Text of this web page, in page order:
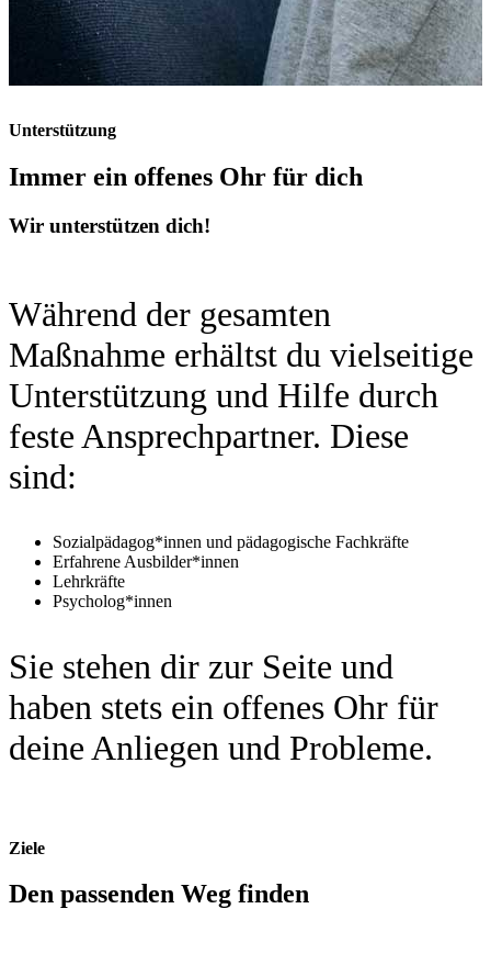
Unterstützung
Immer ein offenes Ohr für dich
Wir unterstützen dich!
Während der gesamten
Maßnahme erhältst du vielseitige
Unterstützung und Hilfe durch
feste Ansprechpartner. Diese
sind:
Sozialpädagog*innen und pädagogische Fachkräfte
Erfahrene Ausbilder*innen
Lehrkräfte
Psycholog*innen
Sie stehen dir zur Seite und
haben stets ein offenes Ohr für
deine Anliegen und Probleme.
Ziele
Den passenden Weg finden